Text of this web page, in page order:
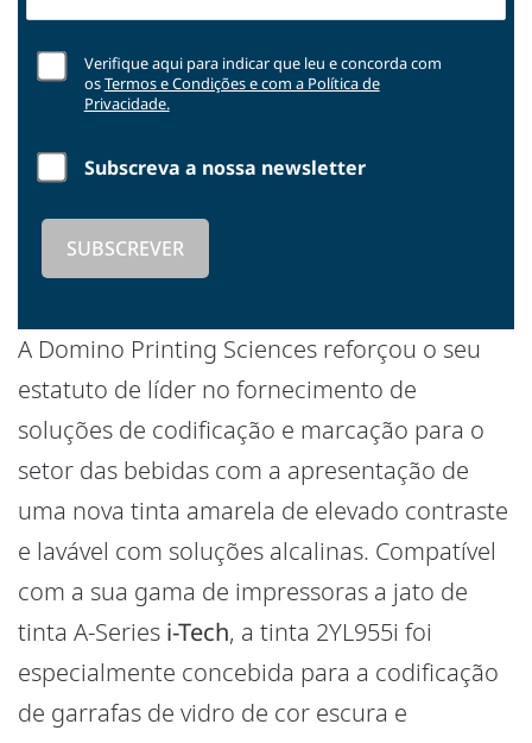
A Domino Printing Sciences reforçou o seu
estatuto de líder no fornecimento de
soluções de codificação e marcação para o
setor das bebidas com a apresentação de
uma nova tinta amarela de elevado contraste
e lavável com soluções alcalinas. Compatível
com a sua gama de impressoras a jato de
tinta A-Series i-Tech, a tinta 2YL955i foi
especialmente concebida para a codificação
de garrafas de vidro de cor escura e
Verifique aqui para indicar que leu e concorda com
osTermos e Condições e com a Política de
Privacidade.
Subscreva a nossa newsletter